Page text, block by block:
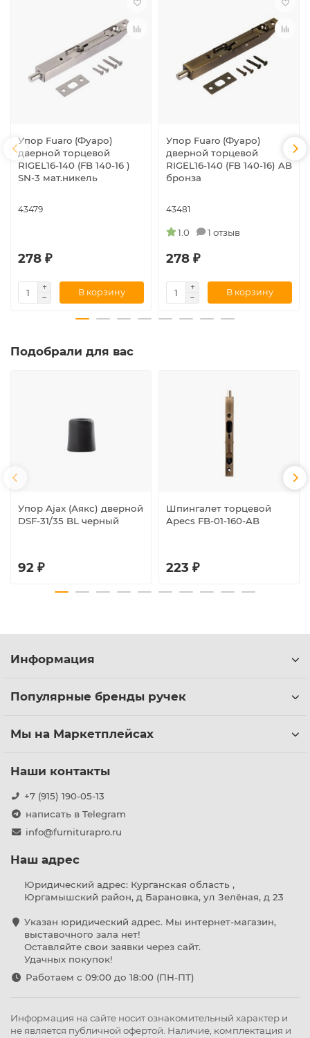
Упор Fuaro (Фуаро)
дверной торцевой
RIGEL16-140 (FB 140-16 )
SN-3 мат.никель
43479
278 ₽
В корзину
Упор Fuaro (Фуаро)
дверной торцевой
RIGEL16-140 (FB 140-16) AB
бронза
43481
1.0 1 отзыв
278 ₽
В корзину
Подобрали для вас
Упор Ajax (Аякс) дверной
DSF-31/35 BL черный
92 ₽
Шпингалет торцевой
Apecs FB-01-160-AB
223 ₽
Информация
Популярные бренды ручек
Мы на Маркетплейсах
Наши контакты
+7 (915) 190-05-13
написать в Telegram
info@furniturapro.ru
Наш адрес
Юридический адрес: Курганская область ,
Юргамышский район, д Барановка, ул Зелёная, д 23
Указан юридический адрес. Мы интернет-магазин,
выставочного зала нет!
Оставляйте свои заявки через сайт.
Удачных покупок!
Работаем с 09:00 до 18:00 (ПН-ПТ)
Информация на сайте носит ознакомительный характер и
не является публичной офертой. Наличие, комплектация и